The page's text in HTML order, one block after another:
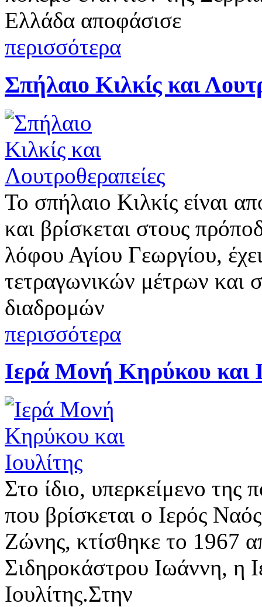
Ελλάδα αποφάσισε
περισσότερα
Σπήλαιο Κιλκίς και
Το σπήλαιο Κιλκίς είναι
και βρίσκεται στους
λόφου Αγίου Γεωργίου,
τετραγωνικών μέτρων και
διαδρομών
περισσότερα
Ιερά Μονή Κηρύκου και
Στο ίδιο, υπερκείμενο
που βρίσκεται ο Ιερός
Ζώνης, κτίσθηκε το 1967
Σιδηροκάστρου Ιωάννη, η
Ιουλίτης.Στην